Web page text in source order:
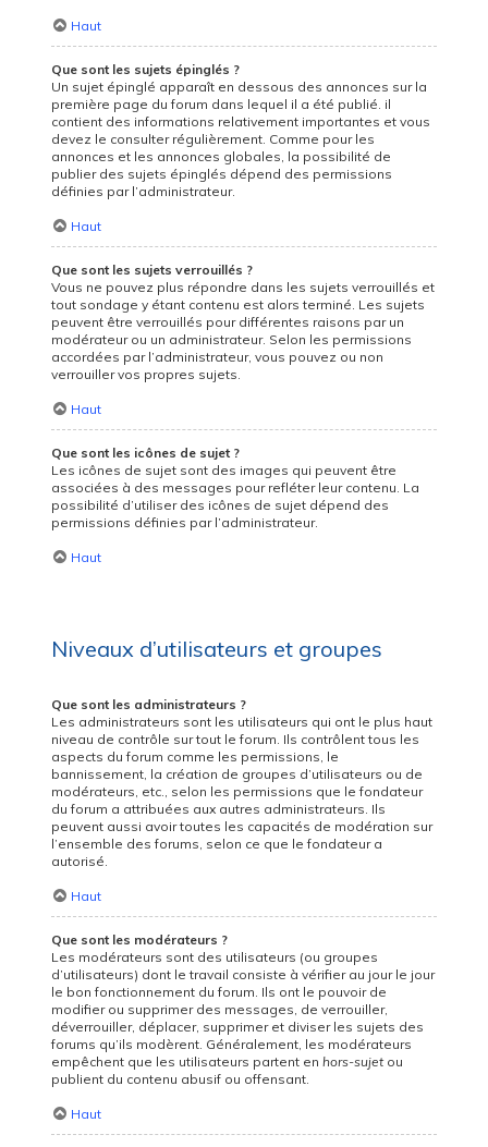
Haut
Que sont les sujets épinglés ?
Un sujet épinglé apparaît en dessous des annonces sur la
première page du forum dans lequel il a été publié. il
contient des informations relativement importantes et vous
devez le consulter régulièrement. Comme pour les
annonces et les annonces globales, la possibilité de
publier des sujets épinglés dépend des permissions
définies par l’administrateur.
Haut
Que sont les sujets verrouillés ?
Vous ne pouvez plus répondre dans les sujets verrouillés et
tout sondage y étant contenu est alors terminé. Les sujets
peuvent être verrouillés pour différentes raisons par un
modérateur ou un administrateur. Selon les permissions
accordées par l’administrateur, vous pouvez ou non
verrouiller vos propres sujets.
Haut
Que sont les icônes de sujet ?
Les icônes de sujet sont des images qui peuvent être
associées à des messages pour refléter leur contenu. La
possibilité d’utiliser des icônes de sujet dépend des
permissions définies par l’administrateur.
Haut
Niveaux d’utilisateurs et groupes
Que sont les administrateurs ?
Les administrateurs sont les utilisateurs qui ont le plus haut
niveau de contrôle sur tout le forum. Ils contrôlent tous les
aspects du forum comme les permissions, le
bannissement, la création de groupes d’utilisateurs ou de
modérateurs, etc., selon les permissions que le fondateur
du forum a attribuées aux autres administrateurs. Ils
peuvent aussi avoir toutes les capacités de modération sur
l’ensemble des forums, selon ce que le fondateur a
autorisé.
Haut
Que sont les modérateurs ?
Les modérateurs sont des utilisateurs (ou groupes
d’utilisateurs) dont le travail consiste à vérifier au jour le jour
le bon fonctionnement du forum. Ils ont le pouvoir de
modifier ou supprimer des messages, de verrouiller,
déverrouiller, déplacer, supprimer et diviser les sujets des
forums qu’ils modèrent. Généralement, les modérateurs
empêchent que les utilisateurs partent enhors-sujetou
publient du contenu abusif ou offensant.
Haut